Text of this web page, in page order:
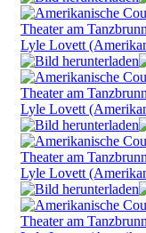
Lyle Lovett
Lyle Lovett
Lyle Lovett